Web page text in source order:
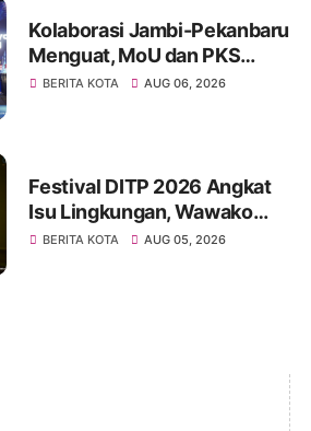
Kolaborasi Jambi-Pekanbaru
Menguat, MoU dan PKS
Ditandatangani pada Gala
BERITA KOTA AUG 06, 2026
Festival DITP 2026 Angkat
Isu Lingkungan, Wawako
Diza Apresiasi Karya
BERITA KOTA AUG 05, 2026